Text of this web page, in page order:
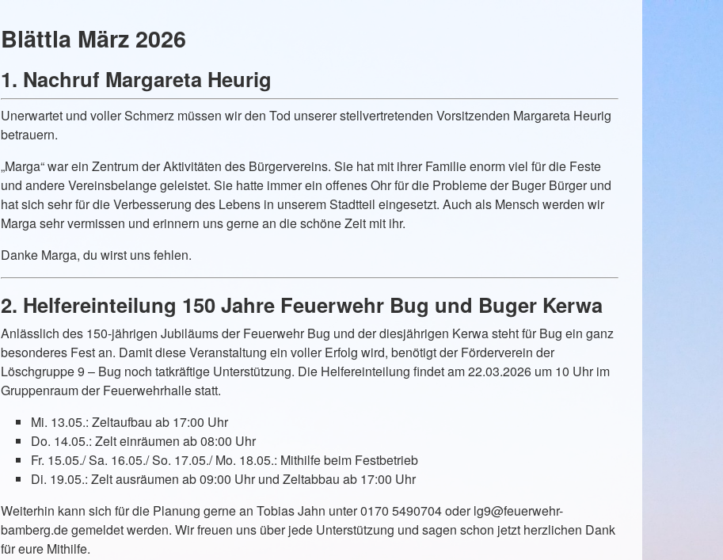
Blättla März 2026
1. Nachruf Margareta Heurig
Unerwartet und voller Schmerz müssen wir den Tod unserer stellvertretenden Vorsitzenden Margareta Heurig
betrauern.
„Marga“ war ein Zentrum der Aktivitäten des Bürgervereins. Sie hat mit ihrer Familie enorm viel für die Feste
und andere Vereinsbelange geleistet. Sie hatte immer ein offenes Ohr für die Probleme der Buger Bürger und
hat sich sehr für die Verbesserung des Lebens in unserem Stadtteil eingesetzt. Auch als Mensch werden wir
Marga sehr vermissen und erinnern uns gerne an die schöne Zeit mit ihr.
Danke Marga, du wirst uns fehlen.
2. Helfereinteilung 150 Jahre Feuerwehr Bug und Buger Kerwa
Anlässlich des 150-jährigen Jubiläums der Feuerwehr Bug und der diesjährigen Kerwa steht für Bug ein ganz
besonderes Fest an. Damit diese Veranstaltung ein voller Erfolg wird, benötigt der Förderverein der
Löschgruppe 9 – Bug noch tatkräftige Unterstützung. Die Helfereinteilung findet am 22.03.2026 um 10 Uhr im
Gruppenraum der Feuerwehrhalle statt.
Mi. 13.05.: Zeltaufbau ab 17:00 Uhr
Do. 14.05.: Zelt einräumen ab 08:00 Uhr
Fr. 15.05./ Sa. 16.05./ So. 17.05./ Mo. 18.05.: Mithilfe beim Festbetrieb
Di. 19.05.: Zelt ausräumen ab 09:00 Uhr und Zeltabbau ab 17:00 Uhr
Weiterhin kann sich für die Planung gerne an Tobias Jahn unter 0170 5490704 oder lg9@feuerwehr-
bamberg.de gemeldet werden. Wir freuen uns über jede Unterstützung und sagen schon jetzt herzlichen Dank
für eure Mithilfe.